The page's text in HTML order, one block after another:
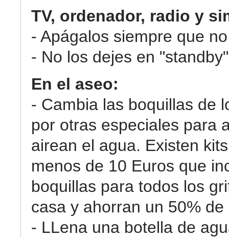
TV, ordenador, radio y
- Apágalos siempre que
- No los dejes en
En el aseo:
- Cambia las boquillas de
por otras especiales para
airean el agua. Existen
menos de 10 Euros que
boquillas para todos los
casa y ahorran un 50% de
- LLena una botella de